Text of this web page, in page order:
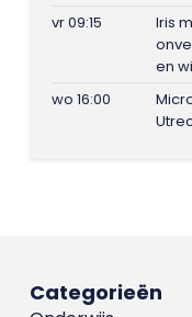
vr 09:15
Iris
en
wo 16:00
Categorieën